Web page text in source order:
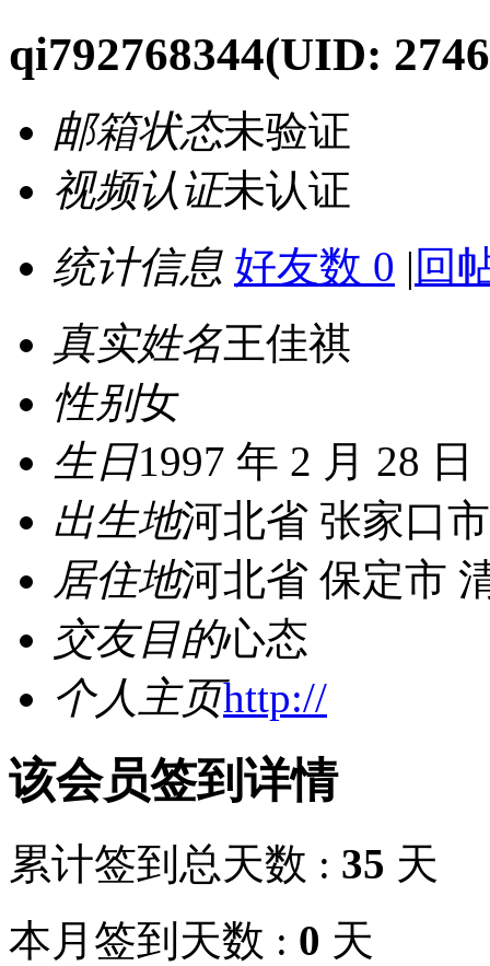
qi792768344(UID:
邮箱状态未验证
视频认证未认证
统计信息 好友数 0 | 回
真实姓名王佳祺
性别女
生日1997 年 2 月 28 日
出生地河北省 张家口
居住地河北省 保定市
交友目的心态
个人主页http://
该会员签到详情
累计签到总天数 : 35 天
本月签到天数 : 0 天